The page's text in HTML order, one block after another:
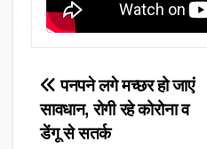
Post
navigation
पनपने लगे मच्छर हो जाएं
सावधान, रोगी रहे कोरोना व
डेंगू से सतर्क